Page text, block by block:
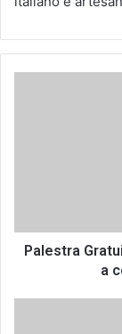
e
Palestra
a